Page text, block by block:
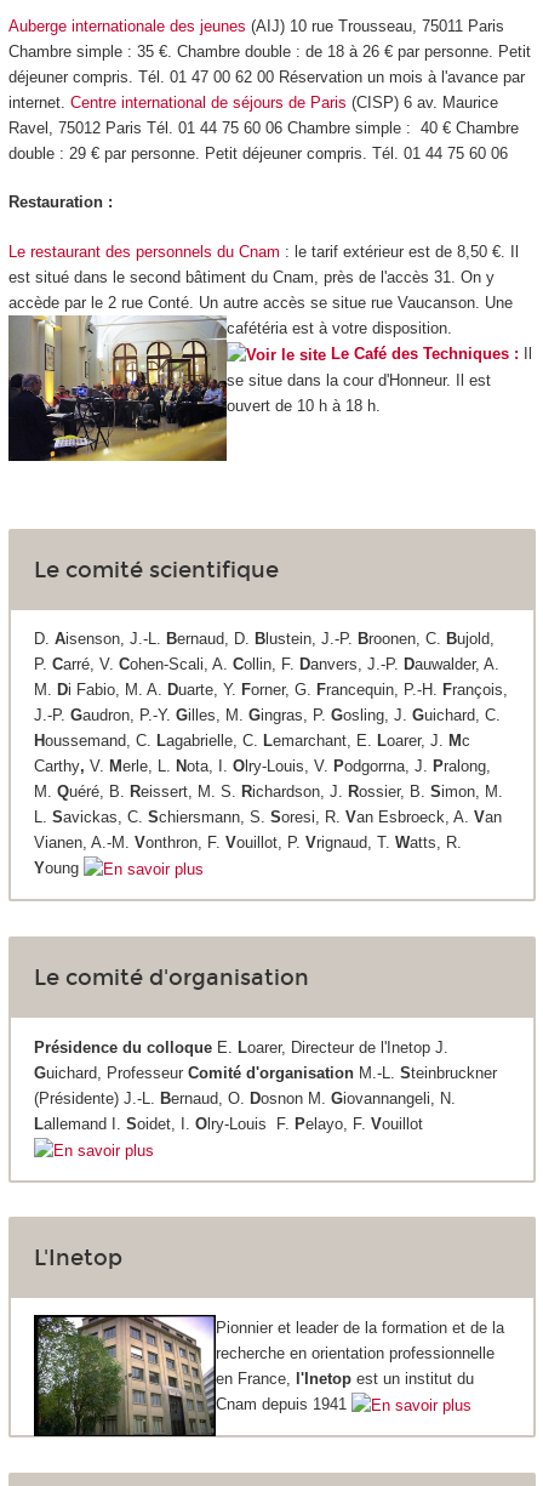
Auberge internationale des jeunes (AIJ) 10 rue Trousseau, 75011 Paris
Chambre simple : 35 €. Chambre double : de 18 à 26 € par personne. Petit
déjeuner compris. Tél. 01 47 00 62 00 Réservation un mois à l'avance par
internet. Centre international de séjours de Paris (CISP) 6 av. Maurice
Ravel, 75012 Paris Tél. 01 44 75 60 06 Chambre simple : 40 € Chambre
double : 29 € par personne. Petit déjeuner compris. Tél. 01 44 75 60 06
Restauration :
Le restaurant des personnels du Cnam : le tarif extérieur est de 8,50 €. Il
est situé dans le second bâtiment du Cnam, près de l'accès 31. On y
accède par le 2 rue Conté. Un autre accès se situe rue Vaucanson. Une
cafétéria est à votre disposition.
Le Café des Techniques : Il
se situe dans la cour d'Honneur. Il est
ouvert de 10 h à 18 h.
Le comité scientifique
D. Aisenson, J.-L. Bernaud, D. Blustein, J.-P. Broonen, C. Bujold,
P. Carré, V. Cohen-Scali, A. Collin, F. Danvers, J.-P. Dauwalder, A.
M. Di Fabio, M. A. Duarte, Y. Forner, G. Francequin, P.-H. François,
J.-P. Gaudron, P.-Y. Gilles, M. Gingras, P. Gosling, J. Guichard, C.
Houssemand, C. Lagabrielle, C. Lemarchant, E. Loarer, J. Mc
Carthy, V. Merle, L. Nota, I. Olry-Louis, V. Podgorrna, J. Pralong,
M. Quéré, B. Reissert, M. S. Richardson, J. Rossier, B. Simon, M.
L. Savickas, C. Schiersmann, S. Soresi, R. Van Esbroeck, A. Van
Vianen, A.-M. Vonthron, F. Vouillot, P. Vrignaud, T. Watts, R.
Young
Le comité d'organisation
Présidence du colloqueE. Loarer, Directeur de l'Inetop J.
Guichard, Professeur Comité d'organisationM.-L. Steinbruckner
(Présidente) J.-L.
Bernaud, O. Dosnon M. Giovannangeli, N.
Lallemand I. Soidet, I. Olry-Louis F. Pelayo, F. Vouillot
L'Inetop
Pionnier et leader de la formation et de la
recherche en orientation professionnelle
en France, l'Inetopest un institut du
Cnam depuis 1941